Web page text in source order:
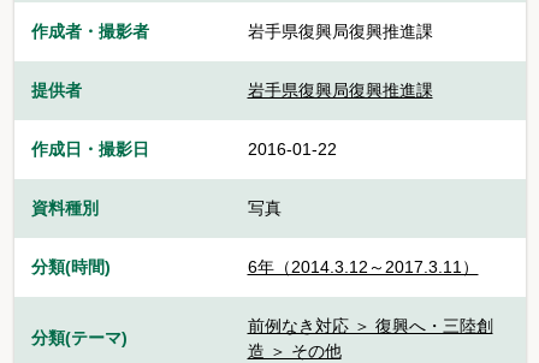
作成者・撮影者 岩手県復興局復興推進課
提供者 岩手県復興局復興推進課
作成日・撮影日 2016-01-22
資料種別 写真
分類(時間) 6年（2014.3.12～2017.3.11）
分類(テーマ)
前例なき対応 ＞ 復興へ・三陸創
造 ＞ その他